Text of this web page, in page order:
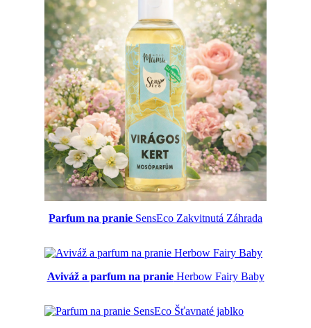
Parfum na pranie SensEco Zakvitnutá Záhrada
Aviváž a parfum na pranieHerbow Fairy Baby